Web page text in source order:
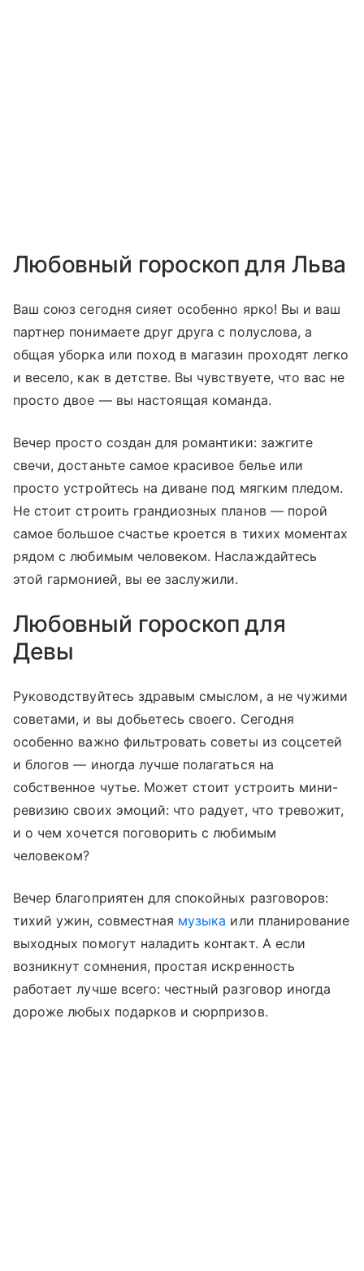
Любовный гороскоп для Льва
Ваш союз сегодня сияет особенно ярко! Вы и ваш
партнер понимаете друг друга с полуслова, а
общая уборка или поход в магазин проходят легко
и весело, как в детстве. Вы чувствуете, что вас не
просто двое — вы настоящая команда.
Вечер просто создан для романтики: зажгите
свечи, достаньте самое красивое белье или
просто устройтесь на диване под мягким пледом.
Не стоит строить грандиозных планов — порой
самое большое счастье кроется в тихих моментах
рядом с любимым человеком. Наслаждайтесь
этой гармонией, вы ее заслужили.
Любовный гороскоп для
Девы
Руководствуйтесь здравым смыслом, а не чужими
советами, и вы добьетесь своего. Сегодня
особенно важно фильтровать советы из соцсетей
и блогов — иногда лучше полагаться на
собственное чутье. Может стоит устроить мини-
ревизию своих эмоций: что радует, что тревожит,
и о чем хочется поговорить с любимым
человеком?
Вечер благоприятен для спокойных разговоров:
тихий ужин, совместная музыка или планирование
выходных помогут наладить контакт. А если
возникнут сомнения, простая искренность
работает лучше всего: честный разговор иногда
дороже любых подарков и сюрпризов.